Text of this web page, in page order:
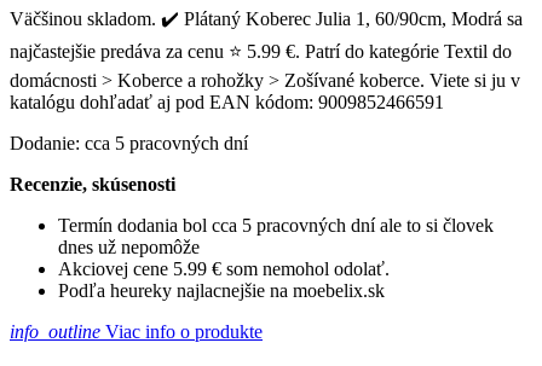
Väčšinou skladom. ✔️ Plátaný Koberec Julia 1, 60/90cm, Modrá sa
najčastejšie predáva za cenu ⭐ 5.99 €. Patrí do kategórie Textil do
domácnosti > Koberce a rohožky > Zošívané koberce. Viete si ju v
katalógu dohľadať aj pod EAN kódom: 9009852466591
Dodanie: cca 5 pracovných dní
Recenzie, skúsenosti
Termín dodania bol cca 5 pracovných dní ale to si človek
dnes už nepomôže
Akciovej cene 5.99 € som nemohol odolať.
Podľa heureky najlacnejšie na moebelix.sk
info_outline Viac info o produkte